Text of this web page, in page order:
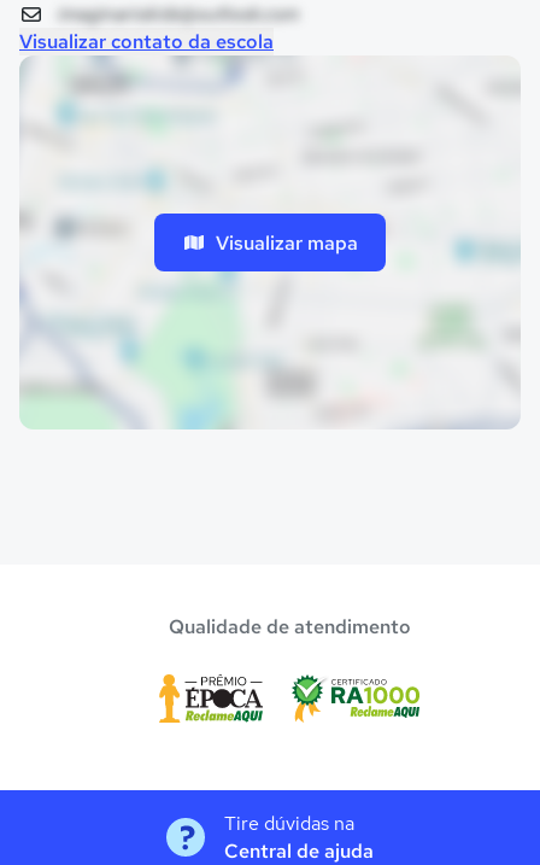
imaginariokids@outlook.com
Visualizar contato da escola
Visualizar mapa
Qualidade de atendimento
Tire dúvidas na
Central de ajuda